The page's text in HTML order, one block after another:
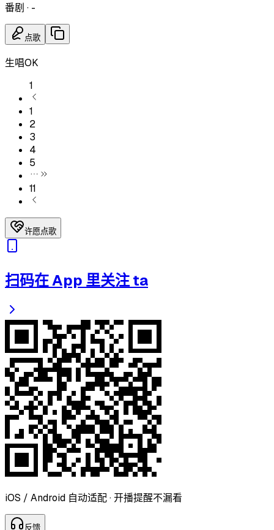
番剧 · -
点歌
生唱OK
1
1
2
3
4
5
11
许愿点歌
扫码在 App 里关注 ta
iOS / Android 自动适配 · 开播提醒不漏看
反馈